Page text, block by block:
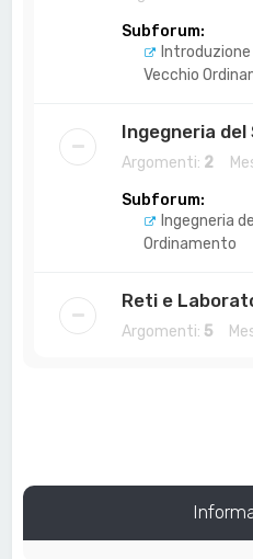
Subforum:
Vecchio
Ingegneria
Argomenti: 2
Subforum:
Ingegneria
Ordinamento
Reti e
Argomenti: 5